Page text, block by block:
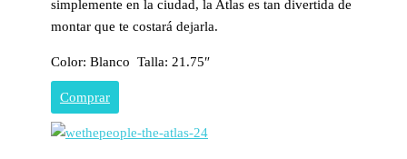
simplemente en la ciudad, la Atlas es tan divertida de
montar que te costará dejarla.
Color: Blanco Talla: 21.75″
Comprar